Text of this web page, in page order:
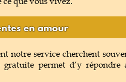
en amour
notre service cherchent
gratuite permet d’y